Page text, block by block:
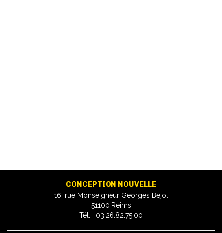
CONCEPTION NOUVELLE
16, rue Monseigneur Georges Bejot
51100 Reims
Tél. : 03.26.82.75.00